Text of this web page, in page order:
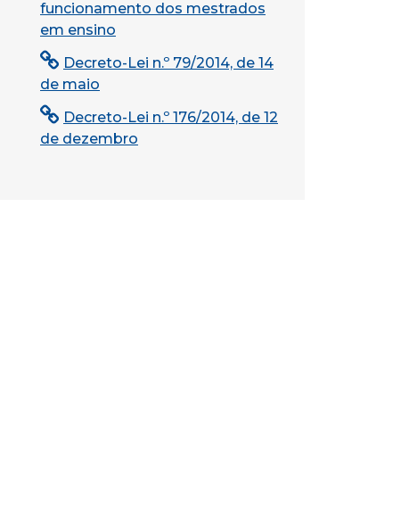
funcionamento dos mestrados
em ensino
Decreto-Lei n.º 79/2014, de 14
de maio
Decreto-Lei n.º 176/2014, de 12
de dezembro